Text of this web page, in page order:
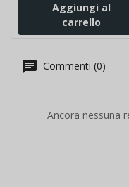
Aggiungi al
carrello
Commenti (0)
Ancora nessuna